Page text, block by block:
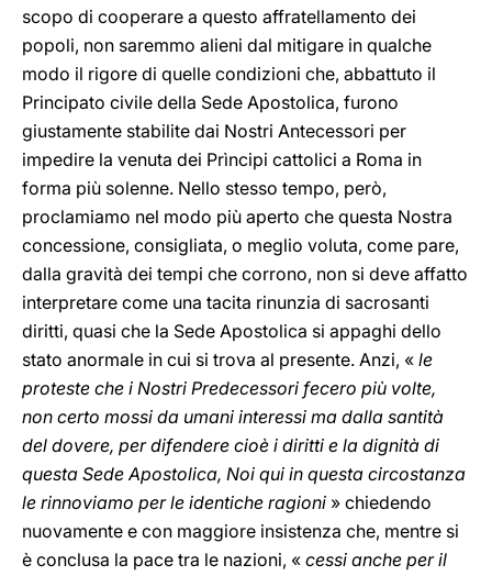
scopo di cooperare a questo affratellamento dei
popoli, non saremmo alieni dal mitigare in qualche
modo il rigore di quelle condizioni che, abbattuto il
Principato civile della Sede Apostolica, furono
giustamente stabilite dai Nostri Antecessori per
impedire la venuta dei Prìncipi cattolici a Roma in
forma più solenne. Nello stesso tempo, però,
proclamiamo nel modo più aperto che questa Nostra
concessione, consigliata, o meglio voluta, come pare,
dalla gravità dei tempi che corrono, non si deve affatto
interpretare come una tacita rinunzia di sacrosanti
diritti, quasi che la Sede Apostolica si appaghi dello
stato anormale in cui si trova al presente. Anzi, « le
proteste che i Nostri Predecessori fecero più volte,
non certo mossi da umani interessi ma dalla santità
del dovere, per difendere cioè i diritti e la dignità di
questa Sede Apostolica, Noi qui in questa circostanza
le rinnoviamo per le identiche ragioni » chiedendo
nuovamente e con maggiore insistenza che, mentre si
è conclusa la pace tra le nazioni, « cessi anche per il